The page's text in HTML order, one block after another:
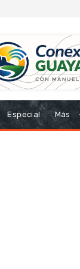
Especial Más